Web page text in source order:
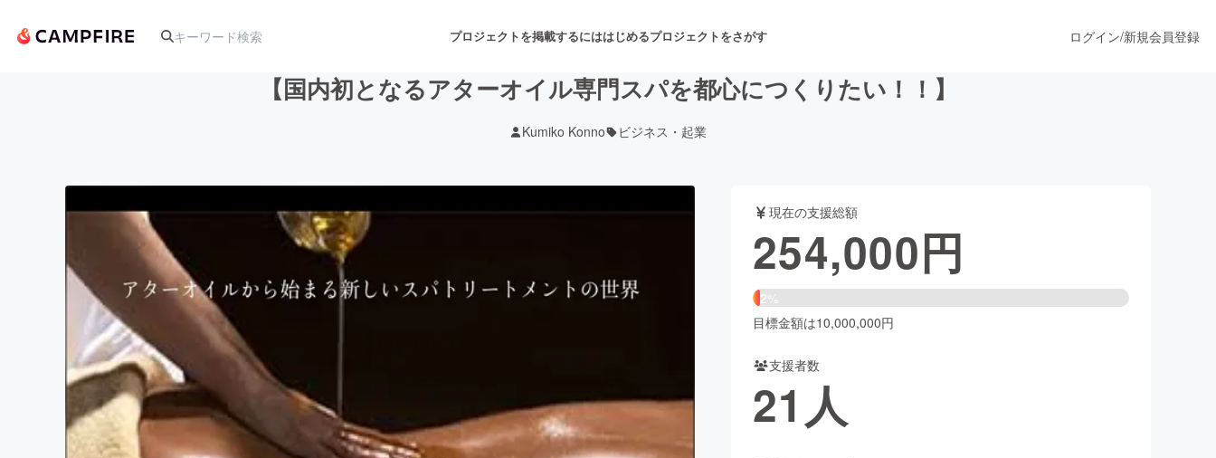
プロジェクトを掲載するにははじめるプロジェクトをさがす
舞台・パフォーマンス
テクノロジー・ガジェット フード・飲食店 ファッション
映像・映画
ビジネス・起業 ビューティー・ヘルスケア
まちづくり・地域活性化
ログイン/新規会員登録
【国内初となるアターオイル専門スパを都心につくりたい！！】
Kumiko Konno ビジネス・起業
現在の支援総額
254,000円
2%
目標金額は10,000,000円
支援者数
21 人